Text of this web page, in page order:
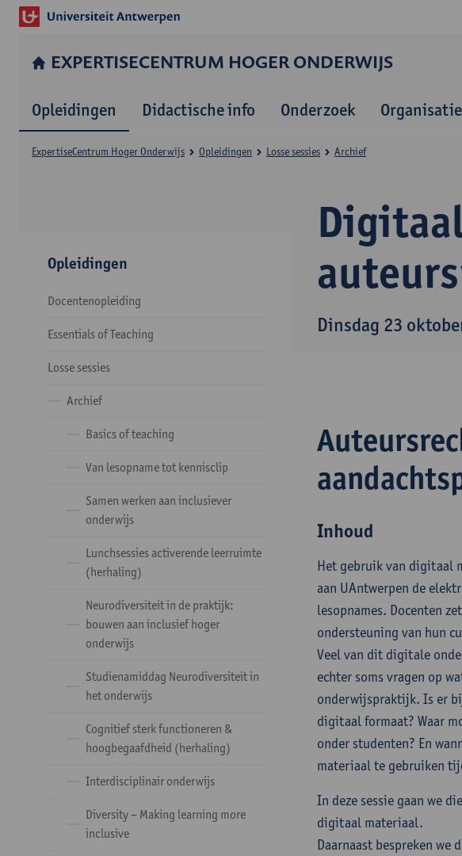
EXPERTISE­CENTRUM HOGER ONDERWIJS
Opleidingen Didactische info Onderzoek Organisatie
Dinsdag 23
Expertise­Centrum Hoger Onderwijs Opleidingen Losse sessies Archief
Opleidingen
Docentenopleiding
Essentials of Teaching
Losse sessies
Archief
Basics of teaching
Van lesopname tot kennisclip
Samen werken aan inclusiever
onderwijs
Lunchsessies activerende leerruimte
(herhaling)
Neurodiversiteit in de praktijk:
bouwen aan inclusief hoger
onderwijs
Studienamiddag Neurodiversiteit in
het onderwijs
Cognitief sterk functioneren &
hoogbegaafdheid (herhaling)
Interdisciplinair onderwijs
Diversity – Making learning more
inclusive
Inhoud
Het gebruik van digitaal
aan UAntwerpen de
lesopnames. Docenten
ondersteuning van hun
Veel van dit digitale
echter soms vragen op
onderwijspraktijk. Is er
digitaal formaat? Waar
onder studenten? En
materiaal te gebruiken
In deze sessie gaan we
digitaal materiaal.
Daarnaast bespreken